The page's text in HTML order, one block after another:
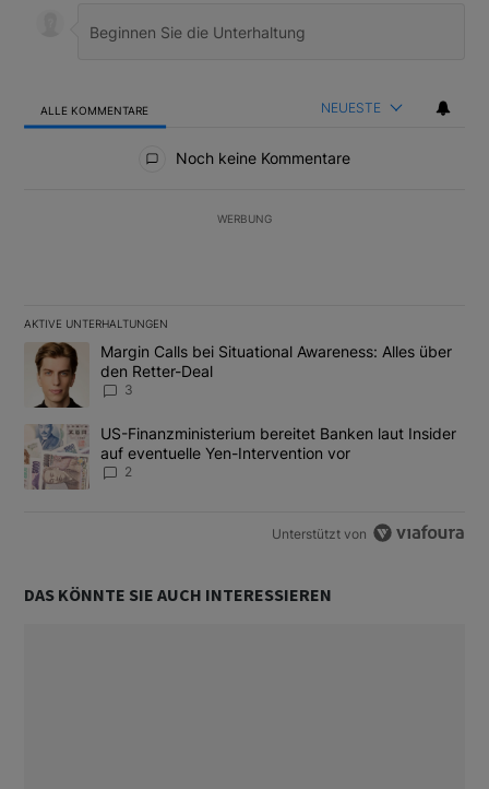
ALLE KOMMENTARE NEUESTE
Noch keine Kommentare
WERBUNG
AKTIVE UNTERHALTUNGEN
Das Folgende ist eine Liste der am meisten kommentierten
Ein Trendartikel mit dem Titel "Margin Calls bei Situational
Margin Calls bei Situational Awareness: Alles über
den Retter-Deal
3
Ein Trendartikel mit dem Titel "US-Finanzministerium bereitet
US-Finanzministerium bereitet Banken laut Insider
auf eventuelle Yen-Intervention vor
2
Unterstützt von
DAS KÖNNTE SIE AUCH INTERESSIEREN